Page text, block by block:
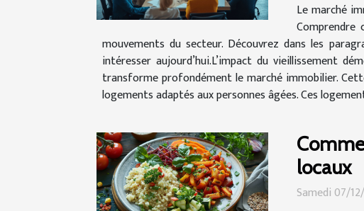
Le marché
mouvements du secteur. Découvrez dans les
intéresser aujourd’hui.L’impact du vieillissement
transforme profondément le marché immobilier.
logements adaptés aux personnes âgées. Ces
locaux
Samedi 07/